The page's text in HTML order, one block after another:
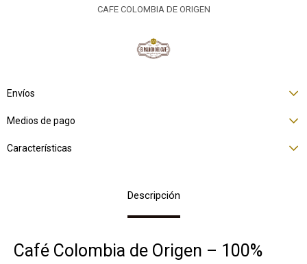
CAFE COLOMBIA DE ORIGEN
Envíos
Medios de pago
Características
Descripción
Café Colombia de Origen – 100%